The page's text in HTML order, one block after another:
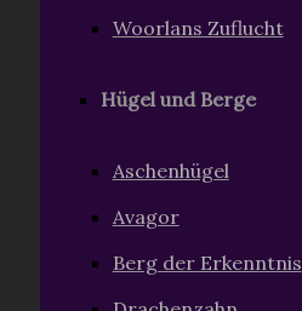
Woorlans Zuflucht
Hügel und Berge
Aschenhügel
Avagor
Berg der Erkenntnis